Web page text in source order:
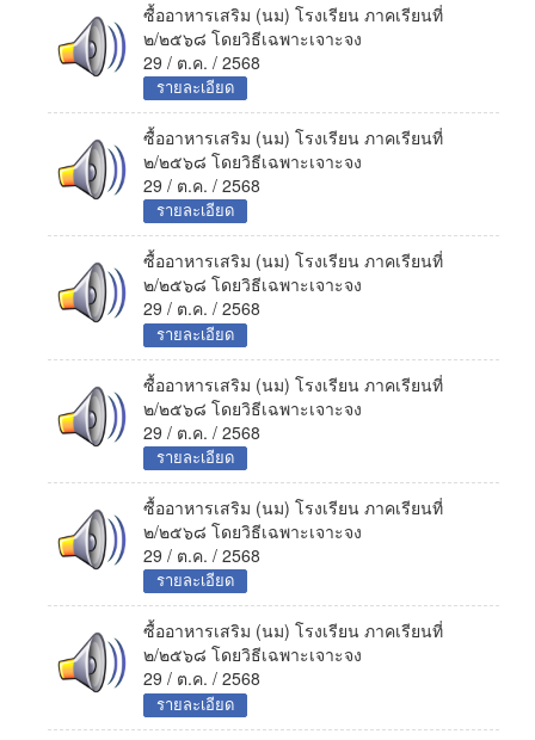
ซื้ออาหารเสริม (นม) โรงเรียน ภาคเรียนที่
๒/๒๕๖๘ โดยวิธีเฉพาะเจาะจง
29 / ต.ค. / 2568
รายละเอียด
ซื้ออาหารเสริม (นม) โรงเรียน ภาคเรียนที่
๒/๒๕๖๘ โดยวิธีเฉพาะเจาะจง
29 / ต.ค. / 2568
รายละเอียด
ซื้ออาหารเสริม (นม) โรงเรียน ภาคเรียนที่
๒/๒๕๖๘ โดยวิธีเฉพาะเจาะจง
29 / ต.ค. / 2568
รายละเอียด
ซื้ออาหารเสริม (นม) โรงเรียน ภาคเรียนที่
๒/๒๕๖๘ โดยวิธีเฉพาะเจาะจง
29 / ต.ค. / 2568
รายละเอียด
ซื้ออาหารเสริม (นม) โรงเรียน ภาคเรียนที่
๒/๒๕๖๘ โดยวิธีเฉพาะเจาะจง
29 / ต.ค. / 2568
รายละเอียด
ซื้ออาหารเสริม (นม) โรงเรียน ภาคเรียนที่
๒/๒๕๖๘ โดยวิธีเฉพาะเจาะจง
29 / ต.ค. / 2568
รายละเอียด